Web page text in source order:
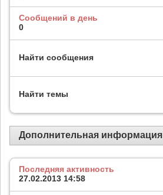
Сообщений в день
0
Найти сообщения
Найти темы
Дополнительная информация
Последняя активность
27.02.2013 14:58